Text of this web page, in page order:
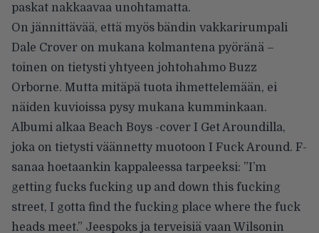
paskat nakkaavaa unohtamatta.
On jännittävää, että myös bändin vakkarirumpali
Dale Crover on mukana kolmantena pyöränä –
toinen on tietysti yhtyeen johtohahmo Buzz
Orborne. Mutta mitäpä tuota ihmettelemään, ei
näiden kuvioissa pysy mukana kumminkaan.
Albumi alkaa Beach Boys -cover I Get Aroundilla,
joka on tietysti väännetty muotoon I Fuck Around. F-
sanaa hoetaankin kappaleessa tarpeeksi: ”I’m
getting fucks fucking up and down this fucking
street, I gotta find the fucking place where the fuck
heads meet.” Jeespoks ja terveisiä vaan Wilsonin